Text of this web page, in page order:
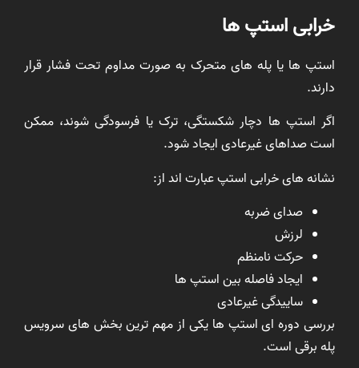
خرابی استپ ها
استپ ها یا پله های متحرک به صورت مداوم تحت فشار قرار
دارند.
اگر استپ ها دچار شکستگی، ترک یا فرسودگی شوند، ممکن
است صداهای غیرعادی ایجاد شود.
نشانه های خرابی استپ عبارت اند از:
صدای ضربه
لرزش
حرکت نامنظم
ایجاد فاصله بین استپ ها
ساییدگی غیرعادی
بررسی دوره ای استپ ها یکی از مهم ترین بخش های سرویس
پله برقی است.